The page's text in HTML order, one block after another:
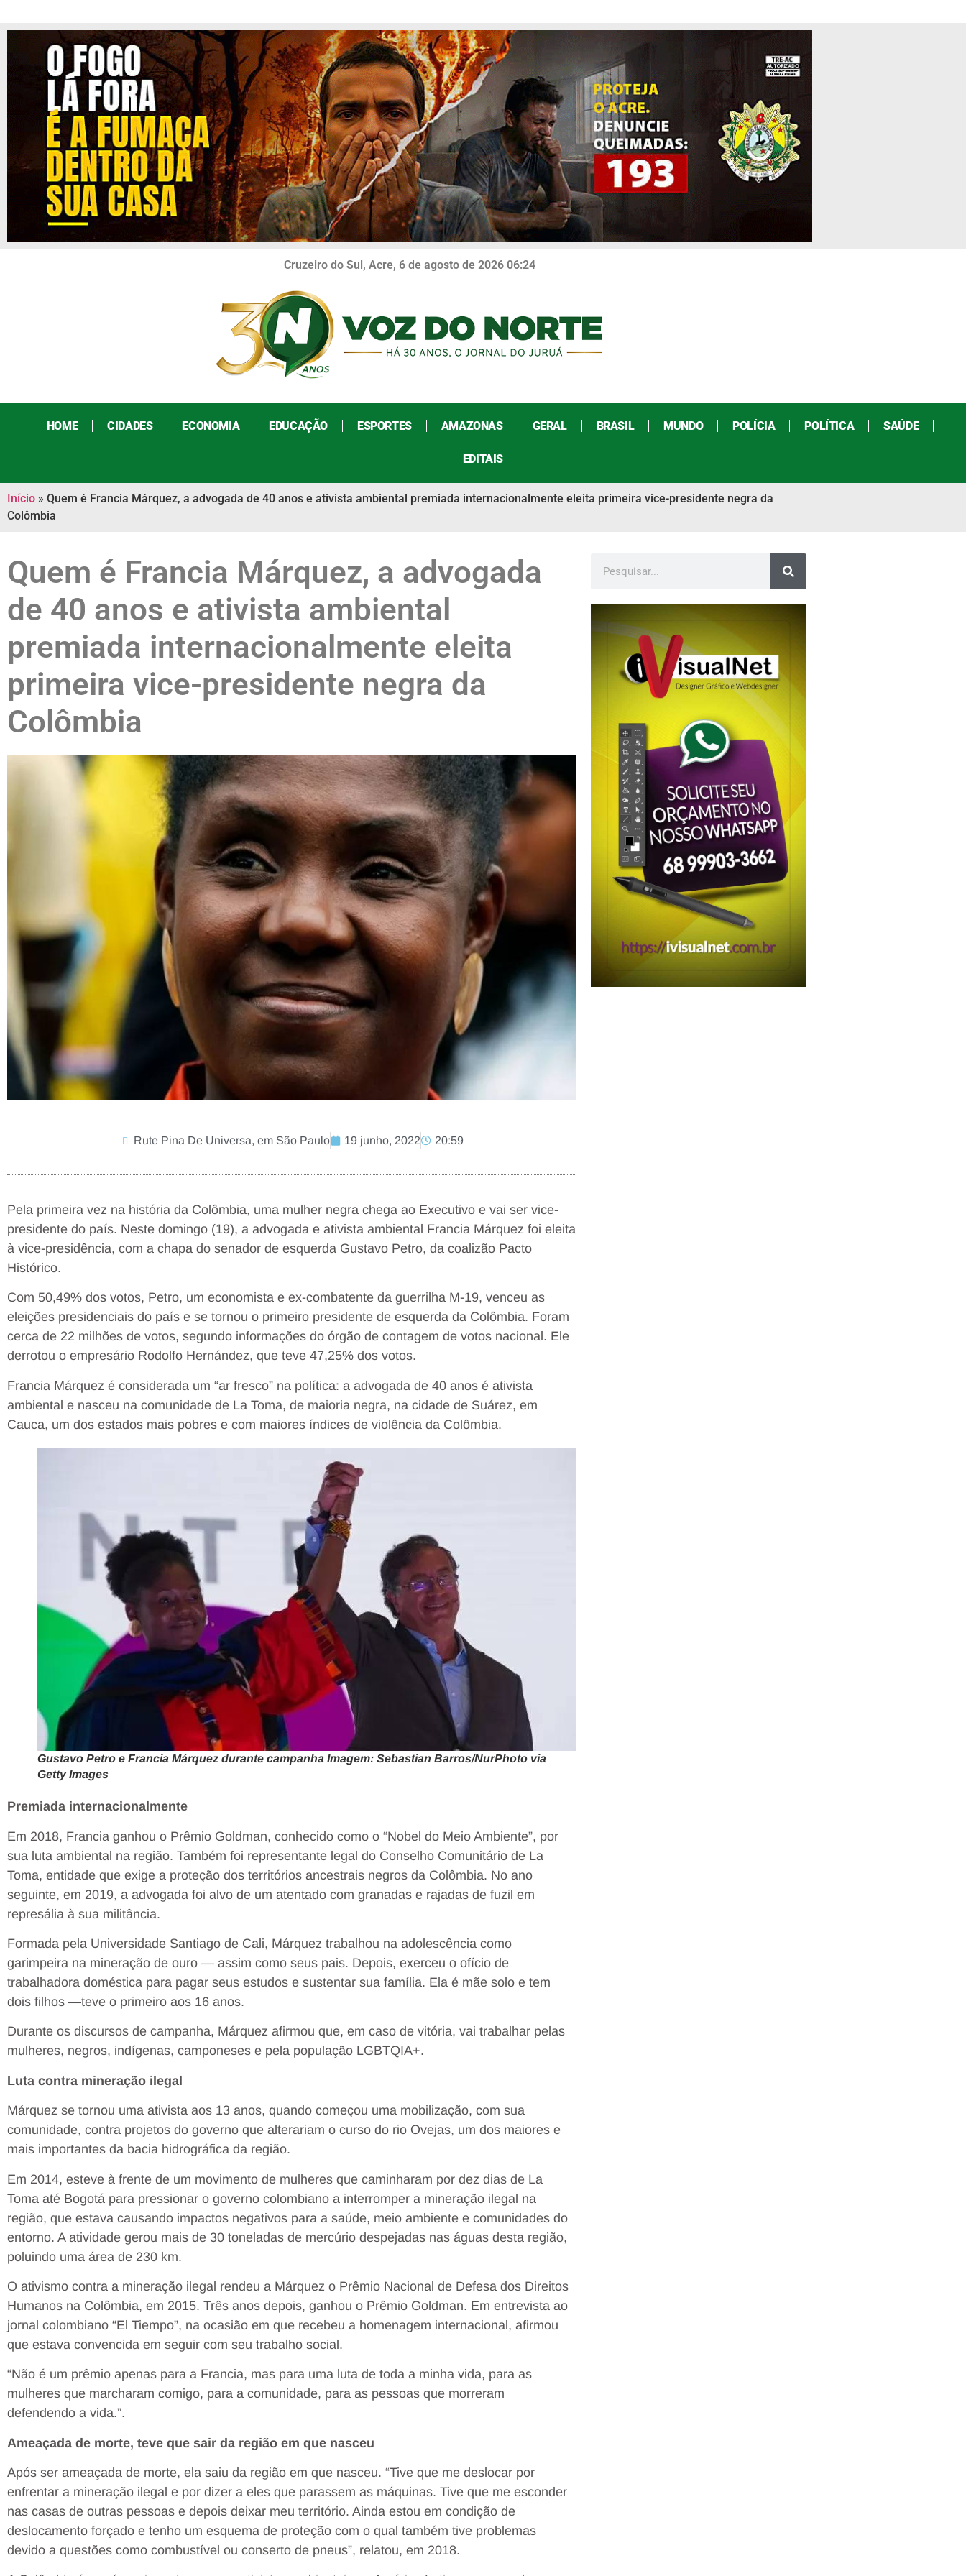
Cruzeiro do Sul, Acre, 6 de agosto de 2026 06:24
HOME CIDADES ECONOMIA EDUCAÇÃO ESPORTES AMAZONAS GERAL BRASIL MUNDO POLÍCIA POLÍTICA SAÚDE
EDITAIS
Início » Quem é Francia Márquez, a advogada de 40 anos e ativista ambiental premiada internacionalmente eleita primeira vice-presidente negra da
Colômbia
Quem é Francia Márquez, a advogada
de 40 anos e ativista ambiental
premiada internacionalmente eleita
primeira vice-presidente negra da
Colômbia
Rute Pina De Universa, em São Paulo 19 junho, 2022 20:59
Pela primeira vez na história da Colômbia, uma mulher negra chega ao Executivo e vai ser vice-
presidente do país. Neste domingo (19), a advogada e ativista ambiental Francia Márquez foi eleita
à vice-presidência, com a chapa do senador de esquerda Gustavo Petro, da coalizão Pacto
Histórico.
Com 50,49% dos votos, Petro, um economista e ex-combatente da guerrilha M-19, venceu as
eleições presidenciais do país e se tornou o primeiro presidente de esquerda da Colômbia. Foram
cerca de 22 milhões de votos, segundo informações do órgão de contagem de votos nacional. Ele
derrotou o empresário Rodolfo Hernández, que teve 47,25% dos votos.
Francia Márquez é considerada um “ar fresco” na política: a advogada de 40 anos é ativista
ambiental e nasceu na comunidade de La Toma, de maioria negra, na cidade de Suárez, em
Cauca, um dos estados mais pobres e com maiores índices de violência da Colômbia.
Gustavo Petro e Francia Márquez durante campanha Imagem: Sebastian Barros/NurPhoto via
Getty Images
Premiada internacionalmente
Em 2018, Francia ganhou o Prêmio Goldman, conhecido como o “Nobel do Meio Ambiente”, por
sua luta ambiental na região. Também foi representante legal do Conselho Comunitário de La
Toma, entidade que exige a proteção dos territórios ancestrais negros da Colômbia. No ano
seguinte, em 2019, a advogada foi alvo de um atentado com granadas e rajadas de fuzil em
represália à sua militância.
Formada pela Universidade Santiago de Cali, Márquez trabalhou na adolescência como
garimpeira na mineração de ouro — assim como seus pais. Depois, exerceu o ofício de
trabalhadora doméstica para pagar seus estudos e sustentar sua família. Ela é mãe solo e tem
dois filhos —teve o primeiro aos 16 anos.
Durante os discursos de campanha, Márquez afirmou que, em caso de vitória, vai trabalhar pelas
mulheres, negros, indígenas, camponeses e pela população LGBTQIA+.
Luta contra mineração ilegal
Márquez se tornou uma ativista aos 13 anos, quando começou uma mobilização, com sua
comunidade, contra projetos do governo que alterariam o curso do rio Ovejas, um dos maiores e
mais importantes da bacia hidrográfica da região.
Em 2014, esteve à frente de um movimento de mulheres que caminharam por dez dias de La
Toma até Bogotá para pressionar o governo colombiano a interromper a mineração ilegal na
região, que estava causando impactos negativos para a saúde, meio ambiente e comunidades do
entorno. A atividade gerou mais de 30 toneladas de mercúrio despejadas nas águas desta região,
poluindo uma área de 230 km.
O ativismo contra a mineração ilegal rendeu a Márquez o Prêmio Nacional de Defesa dos Direitos
Humanos na Colômbia, em 2015. Três anos depois, ganhou o Prêmio Goldman. Em entrevista ao
jornal colombiano “El Tiempo”, na ocasião em que recebeu a homenagem internacional, afirmou
que estava convencida em seguir com seu trabalho social.
“Não é um prêmio apenas para a Francia, mas para uma luta de toda a minha vida, para as
mulheres que marcharam comigo, para a comunidade, para as pessoas que morreram
defendendo a vida.”.
Ameaçada de morte, teve que sair da região em que nasceu
Após ser ameaçada de morte, ela saiu da região em que nasceu. “Tive que me deslocar por
enfrentar a mineração ilegal e por dizer a eles que parassem as máquinas. Tive que me esconder
nas casas de outras pessoas e depois deixar meu território. Ainda estou em condição de
deslocamento forçado e tenho um esquema de proteção com o qual também tive problemas
devido a questões como combustível ou conserto de pneus”, relatou, em 2018.